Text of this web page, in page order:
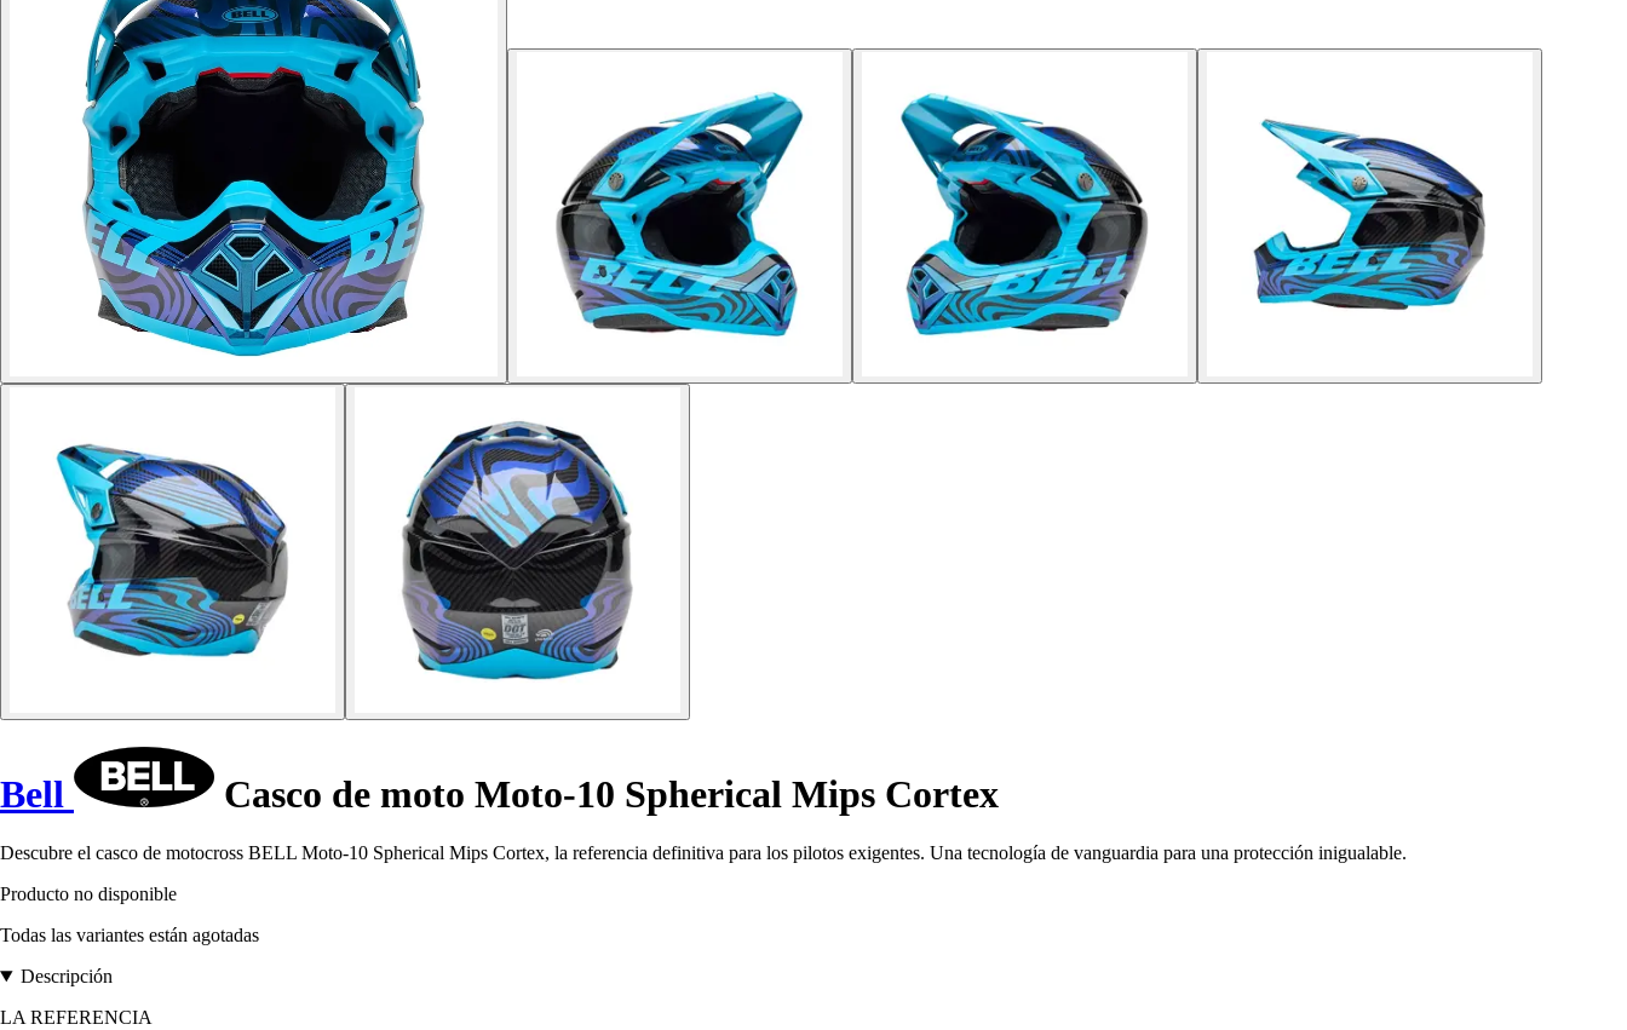
Bell Casco de moto Moto-10 Spherical Mips Cortex
Descubre el casco de motocross BELL Moto-10 Spherical Mips Cortex, la referencia definitiva para los pilotos exigentes. Una tecnología de vanguardia para una protección inigualable.
Producto no disponible
Todas las variantes están agotadas
Descripción
LA REFERENCIA